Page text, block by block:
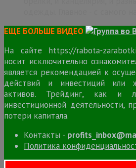
ЕЩЕ БОЛЬШЕ ВИДЕО
На сайте https://rabota-
носит исключительно
является рекомендацией к
действий и инвестиций или
активов. Трейдинг, как и
инвестиционной деятельности,
потери капитала.
Контакты -
Политика